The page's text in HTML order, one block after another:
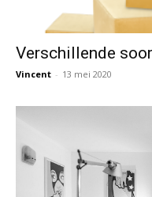
Verschillende
Vincent - 13 mei 2020